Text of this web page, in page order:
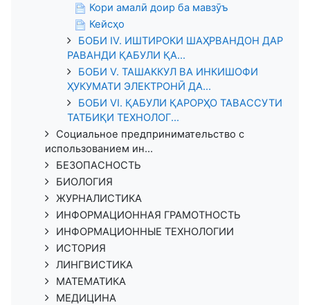
Кори амалӣ доир ба мавзӯъ
Кейсҳо
БОБИ IV. ИШТИРОКИ ШАҲРВАНДОН ДАР
РАВАНДИ ҚАБУЛИ ҚА...
БОБИ V. ТАШАККУЛ ВА ИНКИШОФИ
ҲУКУМАТИ ЭЛЕКТРОНӢ ДА...
БОБИ VI. ҚАБУЛИ ҚАРОРҲО ТАВАССУТИ
ТАТБИҚИ ТЕХНОЛОГ...
Социальное предпринимательство с
использованием ин...
БЕЗОПАСНОСТЬ
БИОЛОГИЯ
ЖУРНАЛИСТИКА
ИНФОРМАЦИОННАЯ ГРАМОТНОСТЬ
ИНФОРМАЦИОННЫЕ ТЕХНОЛОГИИ
ИСТОРИЯ
ЛИНГВИСТИКА
МАТЕМАТИКА
МЕДИЦИНА